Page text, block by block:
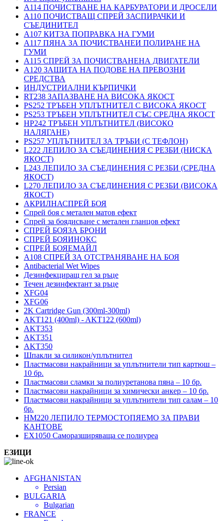
A114 ПОЧИСТВАНЕ НА КАРБУРАТОРИ И ДРОСЕЛИ
A110 ПОЧИСТВАЩ СПРЕЙ ЗАСПИРАЧКИ И
СЪЕДИНИТЕЛ
A107 КИТЗА ПОПРАВКА НА ГУМИ
A117 ПЯНА ЗА ПОЧИСТВАНЕИ ПОЛИРАНЕ НА
ГУМИ
A115 СПРЕЙ ЗА ПОЧИСТВАНЕНА ДВИГАТЕЛИ
A120 ЗАЩИТА НА ПОДОВЕ НА ПРЕВОЗНИ
СРЕДСТВА
ИНДУСТРИАЛНИ КЪРПИЧКИ
RT238 ЗАПАЗВАНЕ НА ВИСОКА ЯКОСТ
PS252 ТРЪБЕН УПЛЪТНИТЕЛ С ВИСОКА ЯКОСТ
PS253 ТРЪБЕН УПЛЪТНИТЕЛ СЪС СРЕДНА ЯКОСТ
HP242 ТРЪБЕН УПЛЪТНИТЕЛ (ВИСОКО
НАЛЯГАНЕ)
PS257 УПЛЪТНИТЕЛ ЗА ТРЪБИ (С ТЕФЛОН)
L222 ЛЕПИЛО ЗА СЪЕДИНЕНИЯ С РЕЗБИ (НИСКА
ЯКОСТ)
L243 ЛЕПИЛО ЗА СЪЕДИНЕНИЯ С РЕЗБИ (СРЕДНА
ЯКОСТ)
L270 ЛЕПИЛО ЗА СЪЕДИНЕНИЯ С РЕЗБИ (ВИСОКА
ЯКОСТ)
АКРИЛНАСПРЕЙ БОЯ
Спрей боя с метален матов ефект
Спрей за боядисване с метален гланцов ефект
СПРЕЙ БОЯЗА БРОНИ
СПРЕЙ БОЯИНОКС
СПРЕЙ БОЯЕМАЙЛ
A108 СПРЕЙ ЗА ОТСТРАНЯВАНЕ НА БОЯ
Antibacterial Wet Wipes
Дезинфекциращ гел за ръце
Течен дезинфектант за ръце
XFG04
XFG06
2K Cartridge Gun (300ml-300ml)
AKT121 (400ml) - AKT122 (600ml)
AKT353
AKT351
AKT350
Шпакли за силикон/уплътнител
Пластмасови накрайници за уплътнители тип картюш –
10 бр.
Пластмасови сламки за полиуретанова пяна – 10 бр.
Пластмасови накрайници за химически анкер – 10 бр.
Пластмасови накрайници за уплътнители тип салам – 10
бр.
HM220 ЛЕПИЛО ТЕРМОСТОПЯЕМО ЗА ПРАВИ
КАНТОВЕ
EX1050 Саморазширяваща се полиуреа
ЕЗИЦИ
AFGHANISTAN
Persian
BULGARIA
Bulgarian
FRANCE